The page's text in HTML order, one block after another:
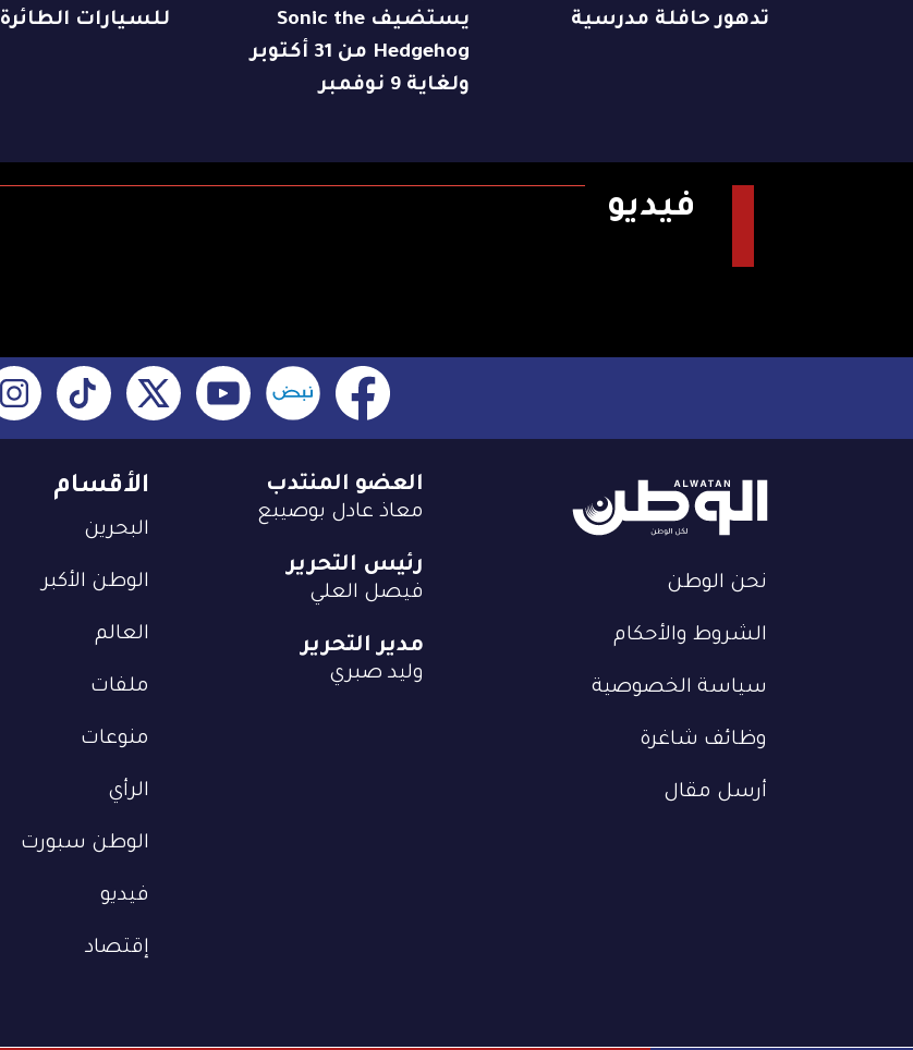
تدهور حافلة مدرسية
يستضيف Sonic the
Hedgehog من 31 أكتوبر
ولغاية 9 نوفمبر
للسيارات الطائرة
فيديو
نحن الوطن
الشروط والأحكام
سياسة الخصوصية
وظائف شاغرة
أرسل مقال
الأقسام
البحرين
الوطن الأكبر
العالم
ملفات
منوعات
الرأي
الوطن سبورت
فيديو
إقتصاد
العضو المنتدب
معاذ عادل بوصيبع
رئيس التحرير
فيصل العلي
مدير التحرير
وليد صبري